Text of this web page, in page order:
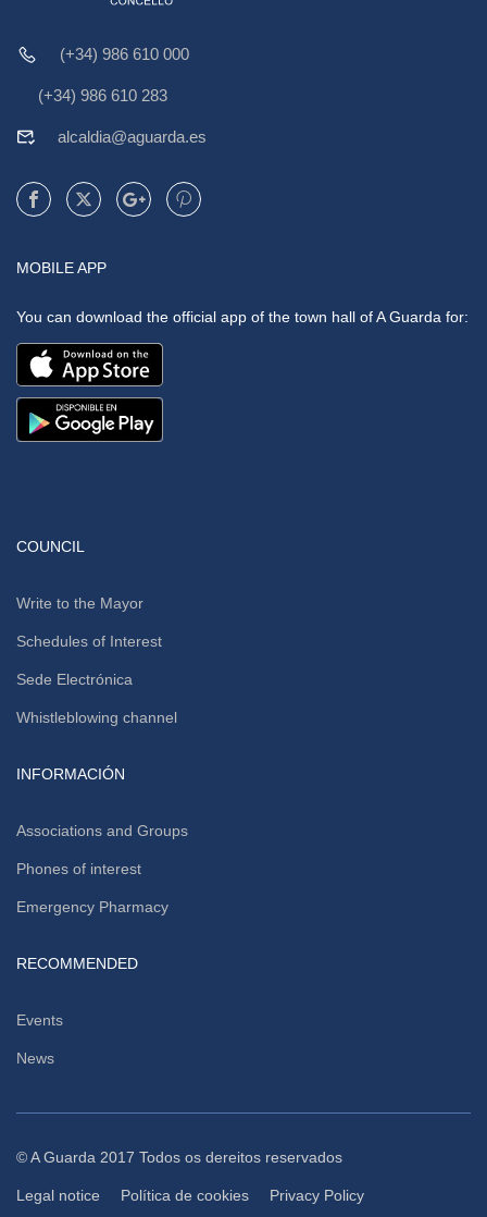
(+34) 986 610 000
(+34) 986 610 283
alcaldia@aguarda.es
MOBILE APP
You can download the official app of the town hall of A Guarda for:
COUNCIL
Write to the Mayor
Schedules of Interest
Sede Electrónica
Whistleblowing channel
INFORMACIÓN
Associations and Groups
Phones of interest
Emergency Pharmacy
RECOMMENDED
Events
News
© A Guarda 2017 Todos os dereitos reservados
Legal notice Política de cookies Privacy Policy